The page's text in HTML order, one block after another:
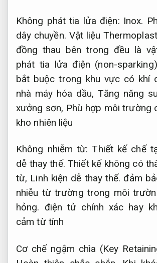
Không phát tia lửa điện: Inox.
dây chuyền. Vật liệu
đồng thau bên trong đều là
phát tia lửa điện (non-
bắt buộc trong khu vực có khí
nhà máy hóa dầu, Tăng năng
xưởng sơn, Phù hợp môi trường
kho nhiên liệu
Không nhiễm từ:Thiết kế chế
dễ thay thế. Thiết kế không có
từ, Linh kiện dễ thay thế. đảm
nhiễu từ trường trong môi
hỏng. điện tử chính xác hay
cảm từ tính
Cơ chế ngậm chìa (Key